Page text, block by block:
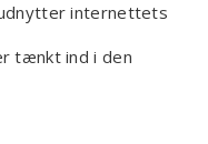
internettets
tænkt ind i den